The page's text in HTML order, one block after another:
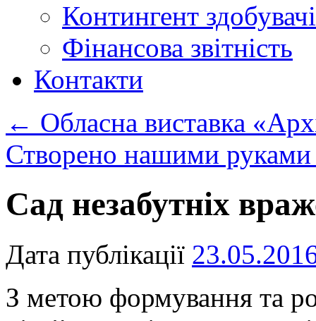
Контингент
Фінансова звітність
Контакти
← Обласна виставка
Створено нашими
Сад незабутніх
Дата публікації
З метою формування та